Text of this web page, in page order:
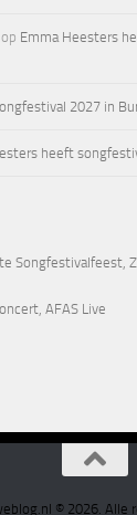
op Emma Heesters
2027 in
heeft
Songfestivalfeest,
AFAS Live
© 2026. Alle